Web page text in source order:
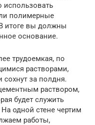
полимерные
итоге вы должны
основание.
трудоемкая, по
растворами,
за полдня.
раствором,
будет служить
одной стене чертим
работы,